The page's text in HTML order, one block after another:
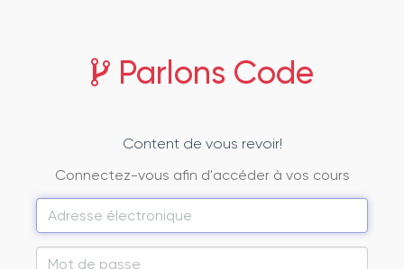
Parlons Code
Content de vous revoir!
Connectez-vous afin d'accéder à vos cours
Adresse
électronique
Mot